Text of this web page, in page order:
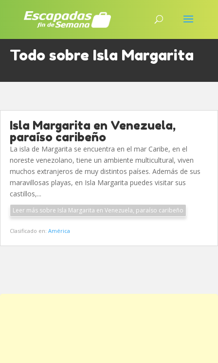
Todo sobre Isla Margarita
Isla Margarita en Venezuela,
paraíso caribeño
La isla de Margarita se encuentra en el mar Caribe, en el
noreste venezolano, tiene un ambiente multicultural, viven
muchos extranjeros de muy distintos países. Además de sus
maravillosas playas, en Isla Margarita puedes visitar sus
castillos,...
Leer más sobre Isla Margarita en Venezuela, paraíso caribeño
Clasificado en: América